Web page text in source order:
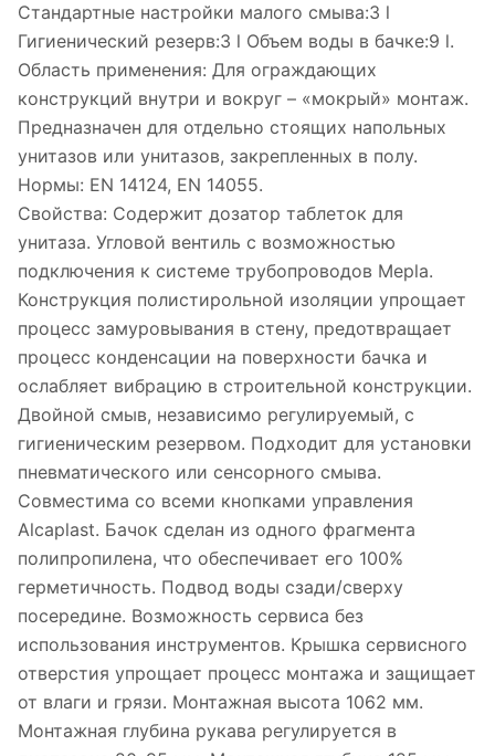
Стандартные настройки малого смыва:3 l
Гигиенический резерв:3 l Объем воды в бачке:9 l.
Область применения: Для ограждающих
конструкций внутри и вокруг – «мокрый» монтаж.
Предназначен для отдельно стоящих напольных
унитазов или унитазов, закрепленных в полу.
Нормы: EN 14124, EN 14055.
Свойства: Содержит дозатор таблеток для
унитаза. Угловой вентиль с возможностью
подключения к системе трубопроводов Mepla.
Конструкция полистирольной изоляции упрощает
процесс замуровывания в стену, предотвращает
процесс конденсации на поверхности бачка и
ослабляет вибрацию в строительной конструкции.
Двойной смыв, независимо регулируемый, с
гигиеническим резервом. Подходит для установки
пневматического или сенсорного смыва.
Совместима со всеми кнопками управления
Alcaplast. Бачок сделан из одного фрагмента
полипропилена, что обеспечивает его 100%
герметичность. Подвод воды сзади/сверху
посередине. Возможность сервиса без
использования инструментов. Крышка сервисного
отверстия упрощает процесс монтажа и защищает
от влаги и грязи. Монтажная высота 1062 мм.
Монтажная глубина рукава регулируется в